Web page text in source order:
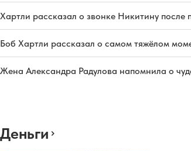
Хартли рассказал о звонке Никитину после
Боб Хартли рассказал о самом тяжёлом
Жена Александра Радулова напомнила о
Деньги